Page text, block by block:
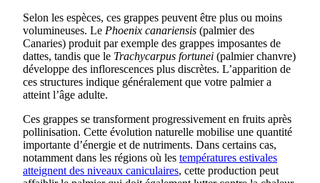
Selon les espèces, ces grappes peuvent être plus ou moins
volumineuses. Le Phoenix canariensis (palmier des
Canaries) produit par exemple des grappes imposantes de
dattes, tandis que le Trachycarpus fortunei (palmier chanvre)
développe des inflorescences plus discrètes. L’apparition de
ces structures indique généralement que votre palmier a
atteint l’âge adulte.
Ces grappes se transforment progressivement en fruits après
pollinisation. Cette évolution naturelle mobilise une quantité
importante d’énergie et de nutriments. Dans certains cas,
notamment dans les régions où les températures estivales
atteignent des niveaux caniculaires, cette production peut